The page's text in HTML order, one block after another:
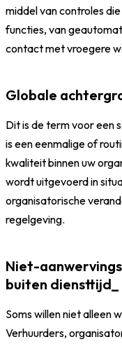
middel van controles
functies, van
contact met vroegere
Globale
Dit is de term voor een
is een eenmalige of
kwaliteit binnen uw
wordt uitgevoerd in
organisatorische
regelgeving.
Niet-
buiten diensttijd_
Soms willen niet alleen
Verhuurders,